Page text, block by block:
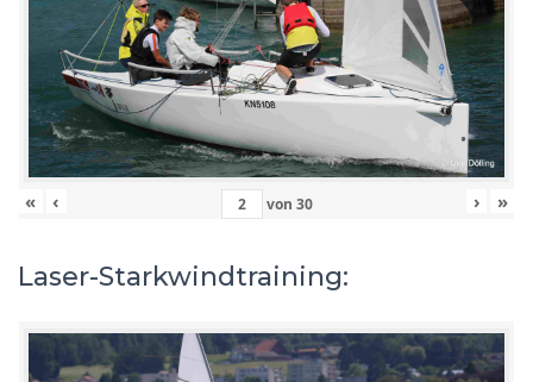
« ‹ von 30 › »
Laser-Starkwindtraining: